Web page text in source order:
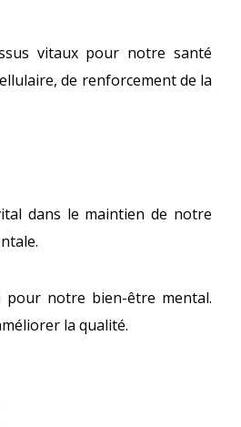
vitaux pour notre santé
de renforcement de la
dans le maintien de notre
pour notre bien-être mental.
la qualité.